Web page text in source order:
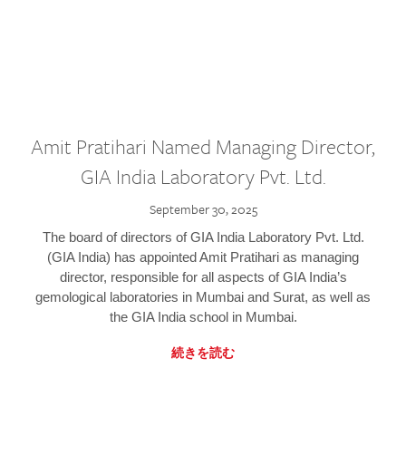
Amit Pratihari Named Managing Director,
GIA India Laboratory Pvt. Ltd.
September 30, 2025
The board of directors of GIA India Laboratory Pvt. Ltd.
(GIA India) has appointed Amit Pratihari as managing
director, responsible for all aspects of GIA India’s
gemological laboratories in Mumbai and Surat, as well as
the GIA India school in Mumbai.
続きを読む